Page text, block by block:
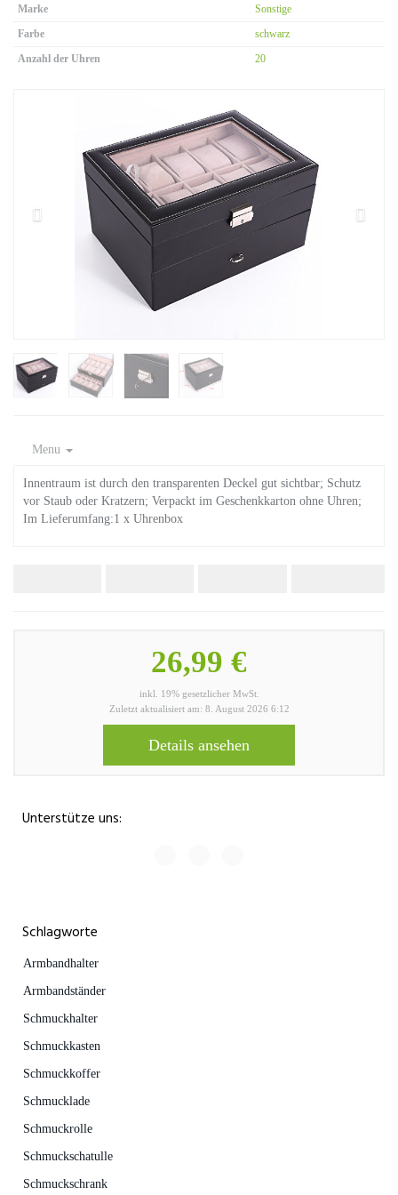
Marke
Sonstige
Farbe
schwarz
Anzahl der Uhren
20
Menu
Innentraum ist durch den transparenten Deckel gut sichtbar; Schutz
vor Staub oder Kratzern; Verpackt im Geschenkkarton ohne Uhren;
Im Lieferumfang:1 x Uhrenbox
26,99 €
inkl. 19% gesetzlicher MwSt.
Zuletzt aktualisiert am: 8. August 2026 6:12
Details ansehen
Unterstütze uns:
Schlagworte
Armbandhalter
Armbandständer
Schmuckhalter
Schmuckkasten
Schmuckkoffer
Schmucklade
Schmuckrolle
Schmuckschatulle
Schmuckschrank